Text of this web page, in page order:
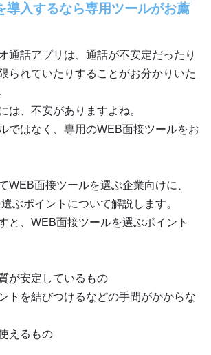
導入するなら専用ツールがお薦
通話アプリは、通話が不安定だったり
られていたりすることがお分かりいた
は、不安がありますよね。
ではなく、専用のWEB面接ツールをお
WEB面接ツールを選ぶ企業向けに、
ぶポイントについて解説します。
と、WEB面接ツールを選ぶポイント
が安定しているもの
トを結びつけるなどの手間がかからな
えるもの